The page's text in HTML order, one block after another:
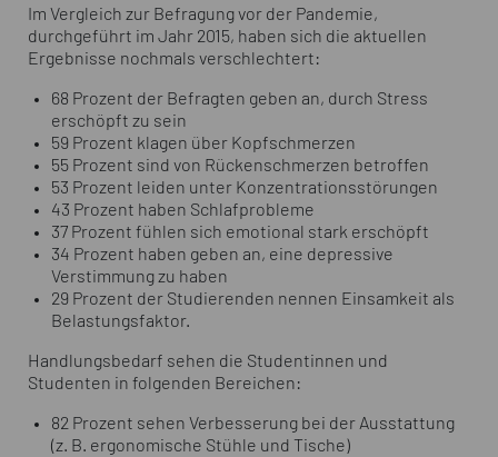
Im Vergleich zur Befragung vor der Pandemie,
durchgeführt im Jahr 2015, haben sich die aktuellen
Ergebnisse nochmals verschlechtert:
68 Prozent der Befragten geben an, durch Stress
erschöpft zu sein
59 Prozent klagen über Kopfschmerzen
55 Prozent sind von Rückenschmerzen betroffen
53 Prozent leiden unter Konzentrationsstörungen
43 Prozent haben Schlafprobleme
37 Prozent fühlen sich emotional stark erschöpft
34 Prozent haben geben an, eine depressive
Verstimmung zu haben
29 Prozent der Studierenden nennen Einsamkeit als
Belastungsfaktor.
Handlungsbedarf sehen die Studentinnen und
Studenten in folgenden Bereichen:
82 Prozent sehen Verbesserung bei der Ausstattung
(z. B. ergonomische Stühle und Tische)